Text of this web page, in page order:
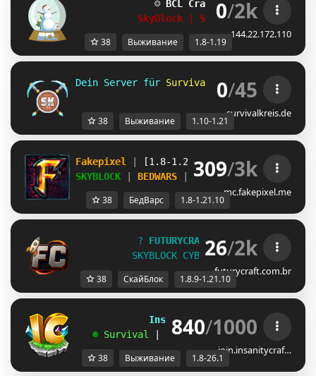
☺ BCL Craft 1.8 - 1.19
SkyBlock | Survival | RankUp
0/2k
144.22.172.110
38 Выживание 1.8-1.19
Dein Server für Survival und Skyblock
0/45
survivalkreis.de
38 Выживание 1.10-1.21
Fakepixel [1.8-1.21.10] | Play
compete
SKYBLOCK
BEDWARS BUILDFFA + MORE
309/3k
mc.fakepixel.me
38 БедВарс 1.8-1.21.10
? FUTURYCRA T ? [1. 8 .
SKYBL OCK CYB R - ? DISP E
26/2k
futurycraft.com.br
38 СкайБлок 1.8.9-1.21.10
InsanityCraft || 1.8 - 26.1
☻ Survival Factions | Skyblock
840/1000
join.insanitycraf…
38 Выживание 1.8-26.1